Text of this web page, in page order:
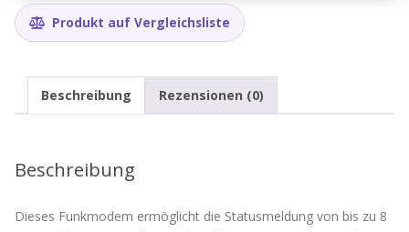
Produkt auf Vergleichsliste
Beschreibung Rezensionen (0)
Beschreibung
Dieses Funkmodem ermöglicht die Statusmeldung von bis zu 8